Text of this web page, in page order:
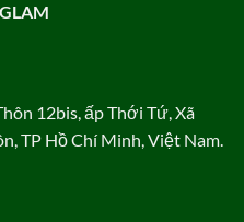
12bis, ấp Thới Tứ, Xã
TP Hồ Chí Minh, Việt Nam.